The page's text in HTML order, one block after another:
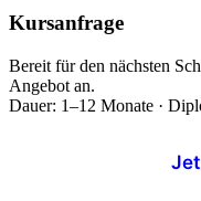
Kursanfrage
Bereit für den nächsten
Angebot an.
Dauer: 1–12 Monate ·